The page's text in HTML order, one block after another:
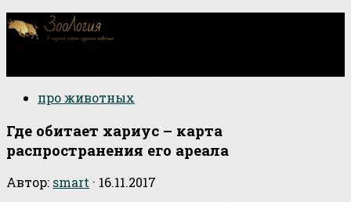
про животных
Где обитает хариус – карта
распространения его ареала
Автор: smart · 16.11.2017